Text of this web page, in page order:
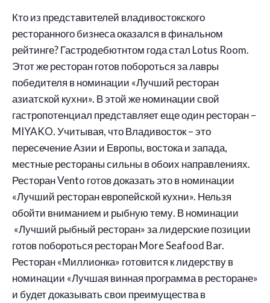
Кто из представителей владивостокского
ресторанного бизнеса оказался в финальном
рейтинге? Гастродебютнтом года стал Lotus Room.
Этот же ресторан готов побороться за лавры
победителя в номинации «Лучший ресторан
азиатской кухни». В этой же номинации свой
гастропотенциал представляет еще один ресторан –
MIYAKO. Учитывая, что Владивосток – это
пересечение Азии и Европы, востока и запада,
местные рестораны сильны в обоих направлениях.
Ресторан Vento готов доказать это в номинации
«Лучший ресторан европейской кухни». Нельзя
обойти вниманием и рыбную тему. В номинации
«Лучший рыбный ресторан» за лидерские позиции
готов побороться ресторан More Seafood Bar.
Ресторан «Миллионка» готовится к лидерству в
номинации «Лучшая винная программа в ресторане»
и будет доказывать свои преимущества в